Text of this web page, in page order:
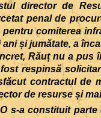
director de
penal de
pentru comiterea
ani și jumătate, a
Răuț nu a pus
respinsă
contractul de
de resurse și
s-a constituit